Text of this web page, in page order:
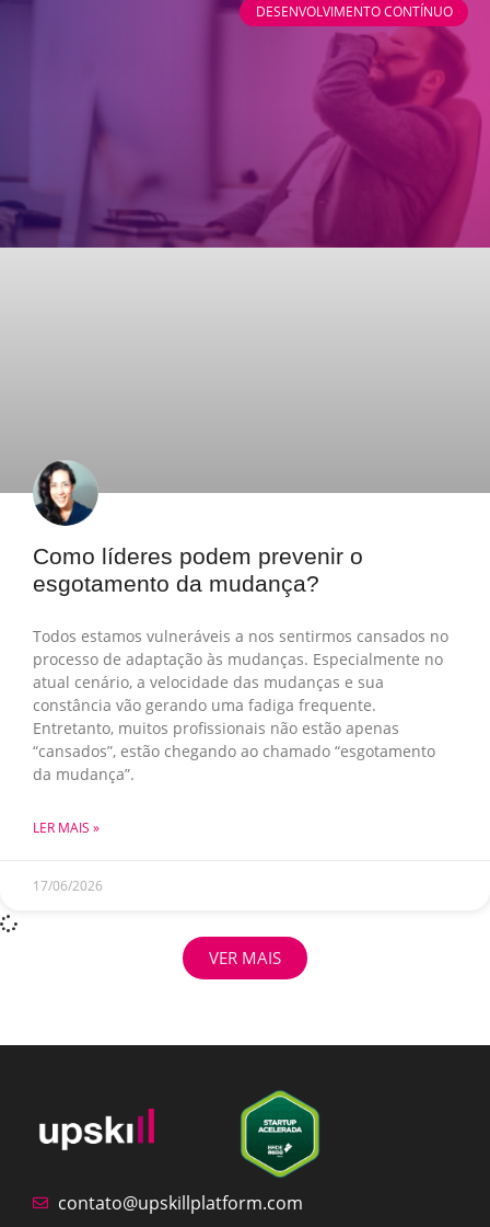
DESENVOLVIMENTO CONTÍNUO
Como líderes podem prevenir o
esgotamento da mudança?
Todos estamos vulneráveis a nos sentirmos cansados no
processo de adaptação às mudanças. Especialmente no
atual cenário, a velocidade das mudanças e sua
constância vão gerando uma fadiga frequente.
Entretanto, muitos profissionais não estão apenas
“cansados”, estão chegando ao chamado “esgotamento
da mudança”.
LER MAIS »
17/06/2026
VER MAIS
contato@upskillplatform.com